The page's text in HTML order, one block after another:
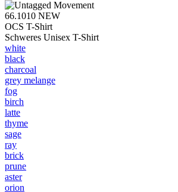
66.1010 NEW
OCS T-Shirt
Schweres Unisex T-Shirt
white
black
charcoal
grey melange
fog
birch
latte
thyme
sage
ray
brick
prune
aster
orion